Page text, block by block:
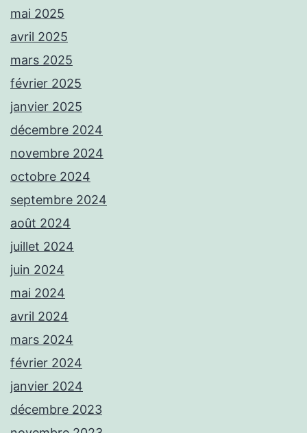
mai 2025
avril 2025
mars 2025
février 2025
janvier 2025
décembre 2024
novembre 2024
octobre 2024
septembre 2024
août 2024
juillet 2024
juin 2024
mai 2024
avril 2024
mars 2024
février 2024
janvier 2024
décembre 2023